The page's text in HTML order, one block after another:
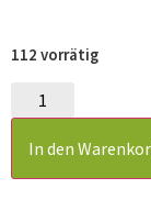
112 vorrätig
In den